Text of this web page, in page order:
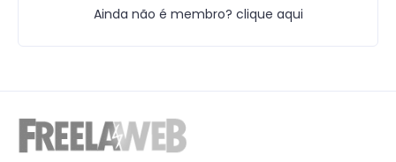
Ainda não é membro? clique aqui